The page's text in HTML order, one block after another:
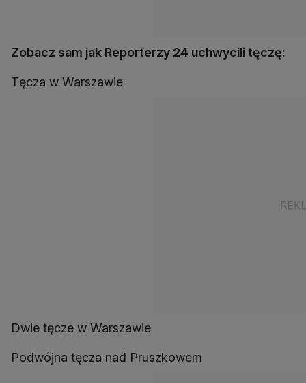
Zobacz sam jak Reporterzy 24 uchwycili tęczę:
Tęcza w Warszawie
Dwie tęcze w Warszawie
Podwójna tęcza nad Pruszkowem